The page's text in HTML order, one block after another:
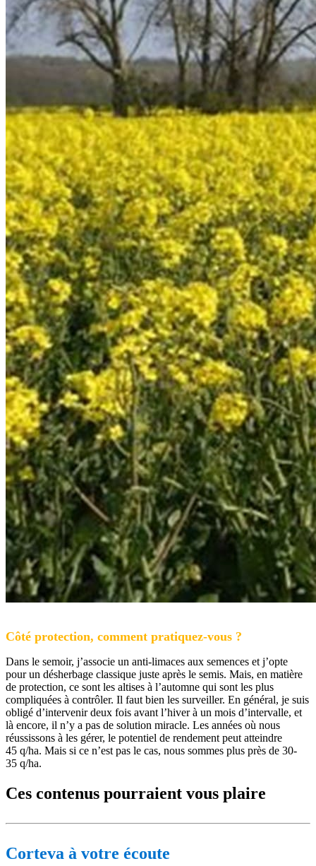
Côté protection, comment pratiquez-vous ?
Dans le semoir, j’associe un anti-limaces aux semences et j’opte
pour un désherbage classique juste après le semis. Mais, en matière
de protection, ce sont les altises à l’automne qui sont les plus
compliquées à contrôler. Il faut bien les surveiller. En général, je suis
obligé d’intervenir deux fois avant l’hiver à un mois d’intervalle, et
là encore, il n’y a pas de solution miracle. Les années où nous
réussissons à les gérer, le potentiel de rendement peut atteindre
45 q/ha. Mais si ce n’est pas le cas, nous sommes plus près de 30-
35 q/ha.
Ces contenus pourraient vous plaire
Corteva à votre écoute